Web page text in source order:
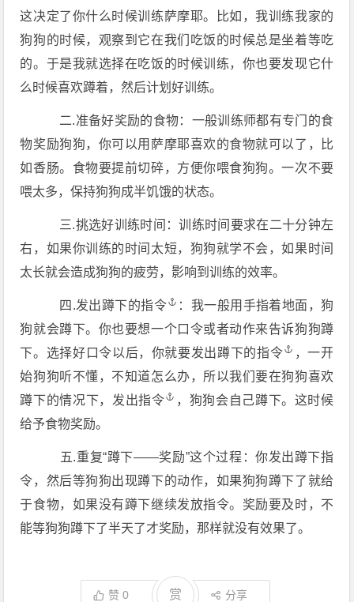
这决定了你什么时候训练萨摩耶。比如，我训练我家的
狗狗的时候，观察到它在我们吃饭的时候总是坐着等吃
的。于是我就选择在吃饭的时候训练，你也要发现它什
么时候喜欢蹲着，然后计划好训练。
二.准备好奖励的食物：一般训练师都有专门的食
物奖励狗狗，你可以用萨摩耶喜欢的食物就可以了，比
如香肠。食物要提前切碎，方便你喂食狗狗。一次不要
喂太多，保持狗狗成半饥饿的状态。
三.挑选好训练时间：训练时间要求在二十分钟左
右，如果你训练的时间太短，狗狗就学不会，如果时间
太长就会造成狗狗的疲劳，影响到训练的效率。
四.发出蹲下的指令
：我一般用手指着地面，狗
狗就会蹲下。你也要想一个口令或者动作来告诉狗狗蹲
下。选择好口令以后，你就要发出蹲下的指令
，一开
始狗狗听不懂，不知道怎么办，所以我们要在狗狗喜欢
蹲下的情况下，发出指令
，狗狗会自己蹲下。这时候
给予食物奖励。
五.重复“蹲下——奖励”这个过程：你发出蹲下指
令，然后等狗狗出现蹲下的动作，如果狗狗蹲下了就给
于食物，如果没有蹲下继续发放指令。奖励要及时，不
能等狗狗蹲下了半天了才奖励，那样就没有效果了。
赞0 赏 分享